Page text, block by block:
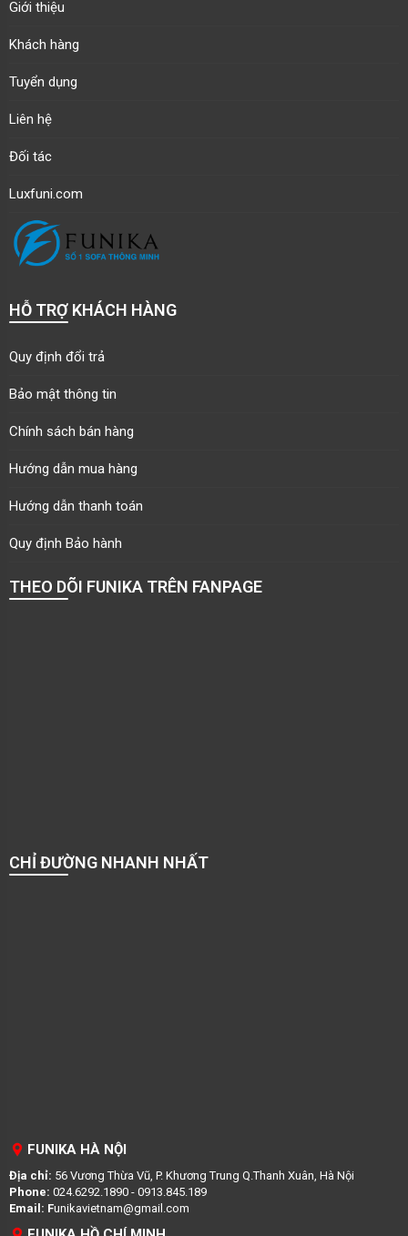
Giới thiệu
Khách hàng
Tuyển dụng
Liên hệ
Đối tác
Luxfuni.com
HỖ TRỢ KHÁCH HÀNG
Quy định đổi trả
Bảo mật thông tin
Chính sách bán hàng
Hướng dẫn mua hàng
Hướng dẫn thanh toán
Quy định Bảo hành
THEO DÕI FUNIKA TRÊN FANPAGE
CHỈ ĐƯỜNG NHANH NHẤT
FUNIKA HÀ NỘI
Địa chỉ: 56 Vương Thừa Vũ, P. Khương Trung Q.Thanh Xuân, Hà Nội
Phone: 024.6292.1890 - 0913.845.189
Email: Funikavietnam@gmail.com